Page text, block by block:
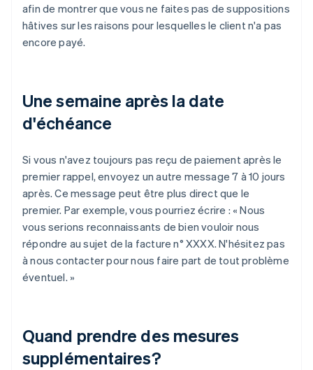
afin de montrer que vous ne faites pas de suppositions
hâtives sur les raisons pour lesquelles le client n'a pas
encore payé.
Une semaine après la date
d'échéance
Si vous n'avez toujours pas reçu de paiement après le
premier rappel, envoyez un autre message 7 à 10 jours
après. Ce message peut être plus direct que le
premier. Par exemple, vous pourriez écrire : « Nous
vous serions reconnaissants de bien vouloir nous
répondre au sujet de la facture n° XXXX. N'hésitez pas
à nous contacter pour nous faire part de tout problème
éventuel. »
Quand prendre des mesures
supplémentaires?